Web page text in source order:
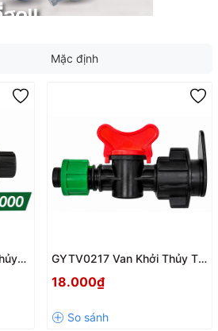
Mặc định
GYTV0217 Van Khởi Thủy Từ
Nhỏ 17mm Chính Hãng
18.000₫